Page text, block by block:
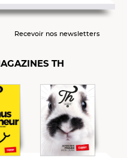
Recevoir nos newsletters
TH